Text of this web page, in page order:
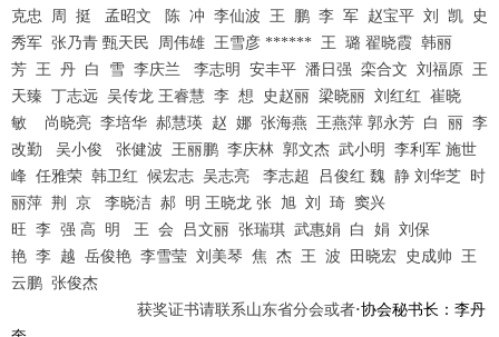
克忠 周 挺 孟昭文 陈 冲 李仙波 王 鹏 李 军 赵宝平 刘 凯 史
秀军 张乃青 甄天民 周伟雄 王雪彦 ****** 王 璐 翟晓霞 韩丽
芳 王 丹 白 雪 李庆兰 李志明 安丰平 潘日强 栾合文 刘福原 王
天臻 丁志远 吴传龙 王睿慧 李 想 史赵丽 梁晓丽 刘红红 崔晓
敏 尚晓亮 李培华 郝慧瑛 赵 娜 张海燕 王燕萍 郭永芳 白 丽 李
改勤 吴小俊 张健波 王丽鹏 李庆林 郭文杰 武小明 李利军 施世
峰 任雅荣 韩卫红 候宏志 吴志亮 李志超 吕俊红 魏 静 刘华芝 时
丽萍 荆 京 李晓洁 郝 明 王晓龙 张 旭 刘 琦 窦兴
旺 李 强 高 明 王 会 吕文丽 张瑞琪 武惠娟 白 娟 刘保
艳 李 越 岳俊艳 李雪莹 刘美琴 焦 杰 王 波 田晓宏 史成帅 王
云鹏 张俊杰
获奖证书请联系山东省分会或者·协会秘书长：李丹